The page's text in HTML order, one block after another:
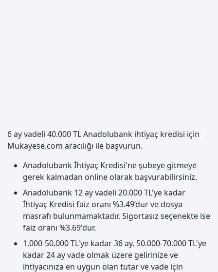
6 ay vadeli 40.000 TL Anadolubank ihtiyaç kredisi için
Mukayese.com aracılığı ile başvurun.
Anadolubank İhtiyaç Kredisi'ne şubeye gitmeye
gerek kalmadan online olarak başvurabilirsiniz.
Anadolubank 12 ay vadeli 20.000 TL'ye kadar
İhtiyaç Kredisi faiz oranı %3.49’dur ve dosya
masrafı bulunmamaktadır. Sigortasız seçenekte ise
faiz oranı %3.69'dur.
1.000-50.000 TL'ye kadar 36 ay, 50.000-70.000 TL'ye
kadar 24 ay vade olmak üzere gelirinize ve
ihtiyacınıza en uygun olan tutar ve vade için